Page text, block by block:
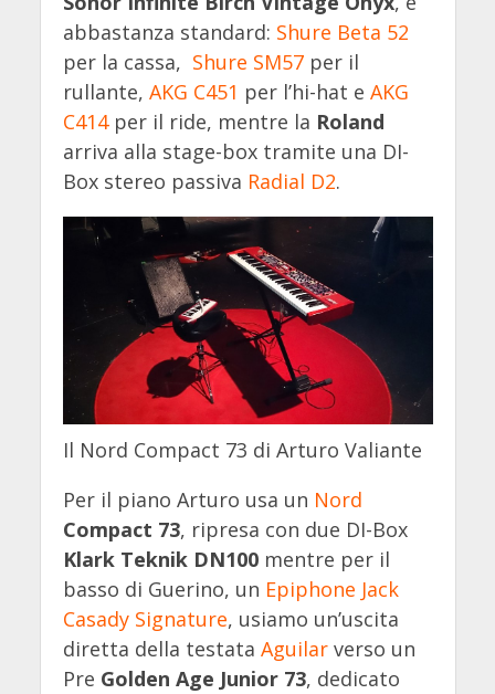
abbastanza standard: Shure Beta 52
per la cassa, Shure SM57per il
rullante, AKG C451 per l’hi-hat e AKG
C414per il ride, mentre la Roland
arriva alla stage-box tramite una DI-
Box stereo passiva Radial D2.
Il Nord Compact 73 di Arturo Valiante
Per il piano Arturo usa un Nord
Compact 73, ripresa con due DI-Box
Klark Teknik DN100mentre per il
basso di Guerino, un Epiphone Jack
Casady Signature, usiamo un’uscita
diretta della testata Aguilarverso un
Pre Golden Age Junior 73, dedicato